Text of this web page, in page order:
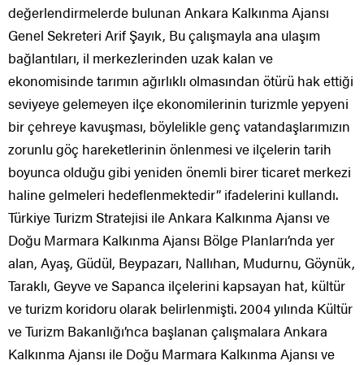
değerlendirmelerde bulunan Ankara Kalkınma Ajansı
Genel Sekreteri Arif Şayık, Bu çalışmayla ana ulaşım
bağlantıları, il merkezlerinden uzak kalan ve
ekonomisinde tarımın ağırlıklı olmasından ötürü hak ettiği
seviyeye gelemeyen ilçe ekonomilerinin turizmle yepyeni
bir çehreye kavuşması, böylelikle genç vatandaşlarımızın
zorunlu göç hareketlerinin önlenmesi ve ilçelerin tarih
boyunca olduğu gibi yeniden önemli birer ticaret merkezi
haline gelmeleri hedeflenmektedir’’ ifadelerini kullandı.
Türkiye Turizm Stratejisi ile Ankara Kalkınma Ajansı ve
Doğu Marmara Kalkınma Ajansı Bölge Planları’nda yer
alan, Ayaş, Güdül, Beypazarı, Nallıhan, Mudurnu, Göynük,
Taraklı, Geyve ve Sapanca ilçelerini kapsayan hat, kültür
ve turizm koridoru olarak belirlenmişti. 2004 yılında Kültür
ve Turizm Bakanlığı’nca başlanan çalışmalara Ankara
Kalkınma Ajansı ile Doğu Marmara Kalkınma Ajansı ve